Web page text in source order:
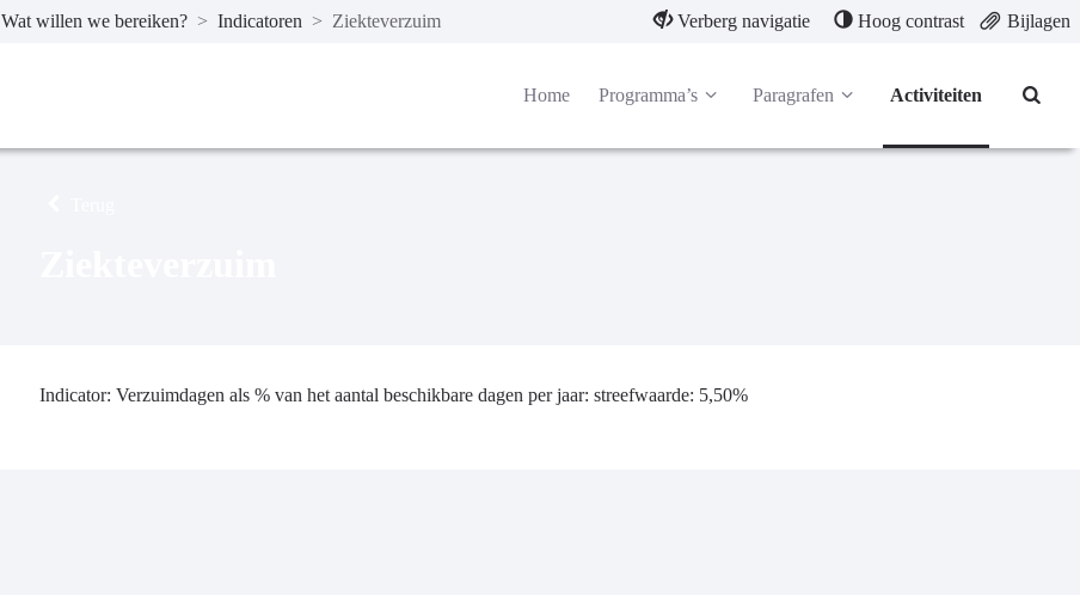
Wat willen we bereiken? > Indicatoren > Ziekteverzuim Verberg navigatie Hoog contrast Bijlagen
Home Programma’s Paragrafen Activiteiten
Indicator: Verzuimdagen als % van het aantal beschikbare dagen per jaar: streefwaarde: 5,50%